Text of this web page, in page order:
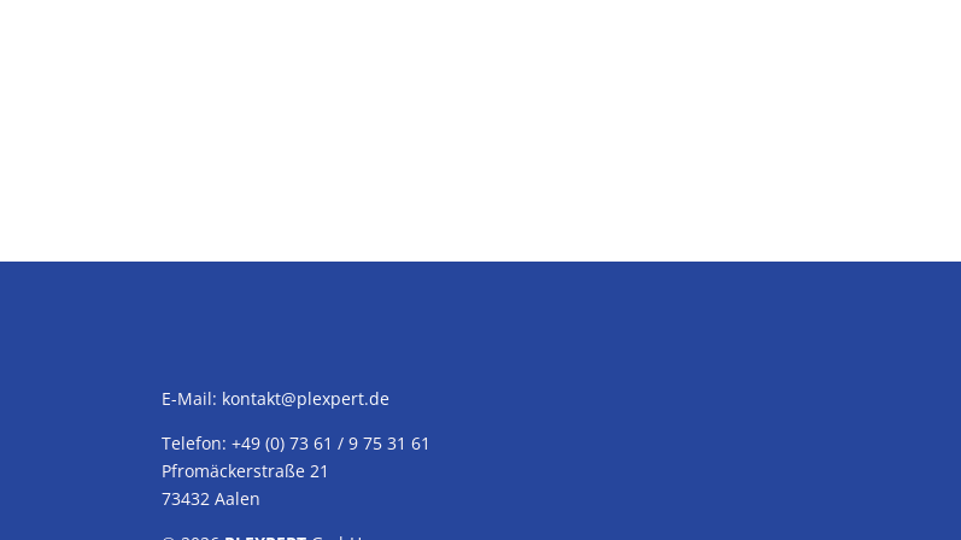
E-Mail: kontakt@plexpert.de
Telefon: +49 (0) 73 61 / 9 75 31 61
Pfromäckerstraße 21
73432 Aalen